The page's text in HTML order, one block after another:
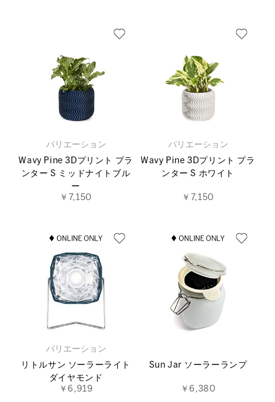
バリエーション
Wavy Pine 3Dプリント プラ
ンター S ミッドナイトブル
ー
￥7,150
バリエーション
Wavy Pine 3Dプリント プラ
ンター S ホワイト
￥7,150
バリエーション
リトルサン ソーラーライト
ダイヤモンド
￥6,919
Sun Jar ソーラーランプ
￥6,380